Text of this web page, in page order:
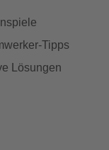
Tipps
Lösungen